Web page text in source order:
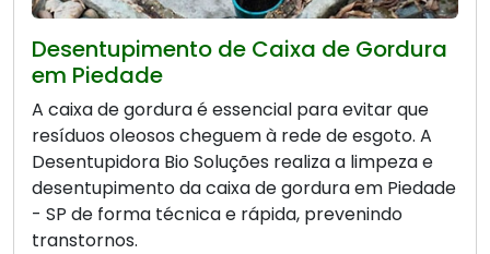
Desentupimento de Caixa de Gordura
em Piedade
A caixa de gordura é essencial para evitar que
resíduos oleosos cheguem à rede de esgoto. A
Desentupidora Bio Soluções realiza a limpeza e
desentupimento da caixa de gordura em Piedade
- SP de forma técnica e rápida, prevenindo
transtornos.